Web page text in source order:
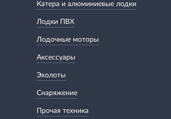
Катера и алюминиевые лодки
Лодки ПВХ
Лодочные моторы
Аксессуары
Эхолоты
Снаряжение
Прочая техника